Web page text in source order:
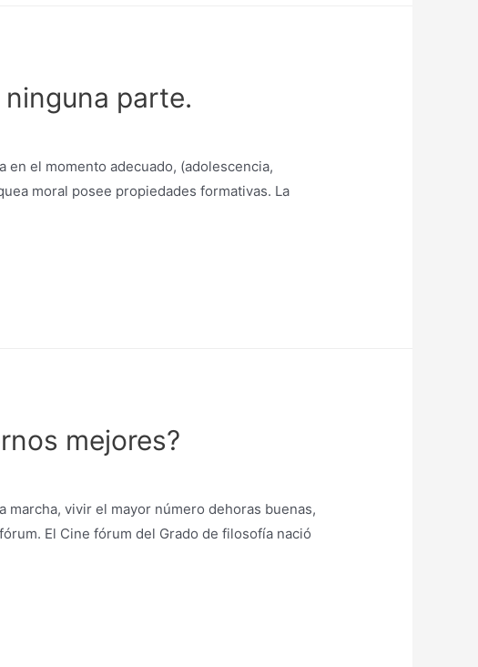
parte.
en el momento adecuado, (adolescencia,
moral posee propiedades formativas. La
mejores?
marcha, vivir el mayor número dehoras buenas,
El Cine fórum del Grado de filosofía nació